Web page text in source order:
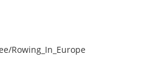
Rowing_In_Europe